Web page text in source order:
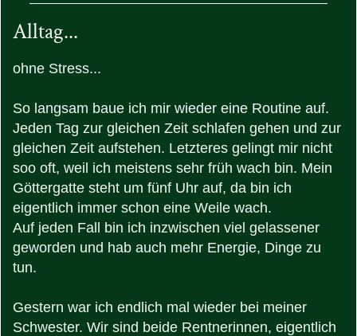
Alltag...
ohne Stress...
So langsam baue ich mir wieder eine Routine auf.
Jeden Tag zur gleichen Zeit schlafen gehen und zur
gleichen Zeit aufstehen. Letzteres gelingt mir nicht
soo oft, weil ich meistens sehr früh wach bin. Mein
Göttergatte steht um fünf Uhr auf, da bin ich
eigentlich immer schon eine Weile wach.
Auf jeden Fall bin ich inzwischen viel gelassener
geworden und hab auch mehr Energie, Dinge zu
tun.
Gestern war ich endlich mal wieder bei meiner
Schwester. Wir sind beide Rentnerinnen, eigentlich